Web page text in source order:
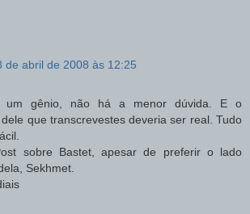
de abril de 2008 às 12:25
um gênio, não há a menor dúvida. E o
que transcrevestes deveria ser real. Tudo
sobre Bastet, apesar de preferir o lado
Sekhmet.